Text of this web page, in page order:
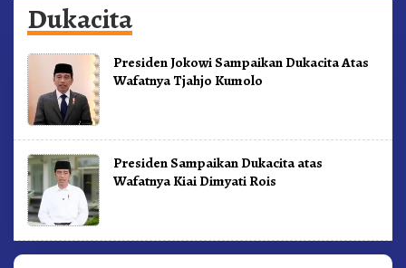
Mutu Pendidikan
Dukacita
Presiden Jokowi Sampaikan Dukacita Atas
Wafatnya Tjahjo Kumolo
Presiden Sampaikan Dukacita atas
Wafatnya Kiai Dimyati Rois